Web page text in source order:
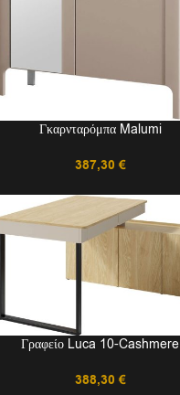
Γκαρνταρόμπα Malumi
387,30 €
Γραφείο Luca 10-Cashmere
388,30 €